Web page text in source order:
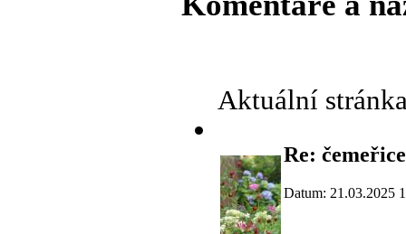
Aktuální
Re:
Datum: 21.03.2025